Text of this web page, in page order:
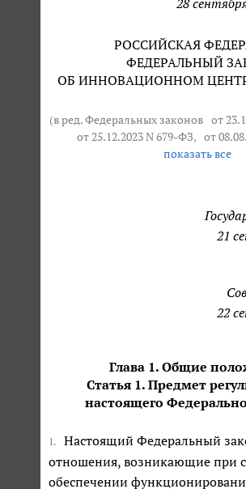
28
РОССИЙСКАЯ
ФЕДЕРАЛЬНЫЙ
ОБ ИННОВАЦИОННОМ
(в ред. Федеральных законов от
от 25.12.2023 N 679-ФЗ, от
показать все
21
22
Глава 1. Общие
Статья 1. Предмет
настоящего
1.
Настоящий Федеральный
отношения, возникающие при
обеспечении